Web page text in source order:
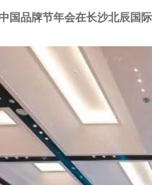
国品牌节年会在长沙北辰国